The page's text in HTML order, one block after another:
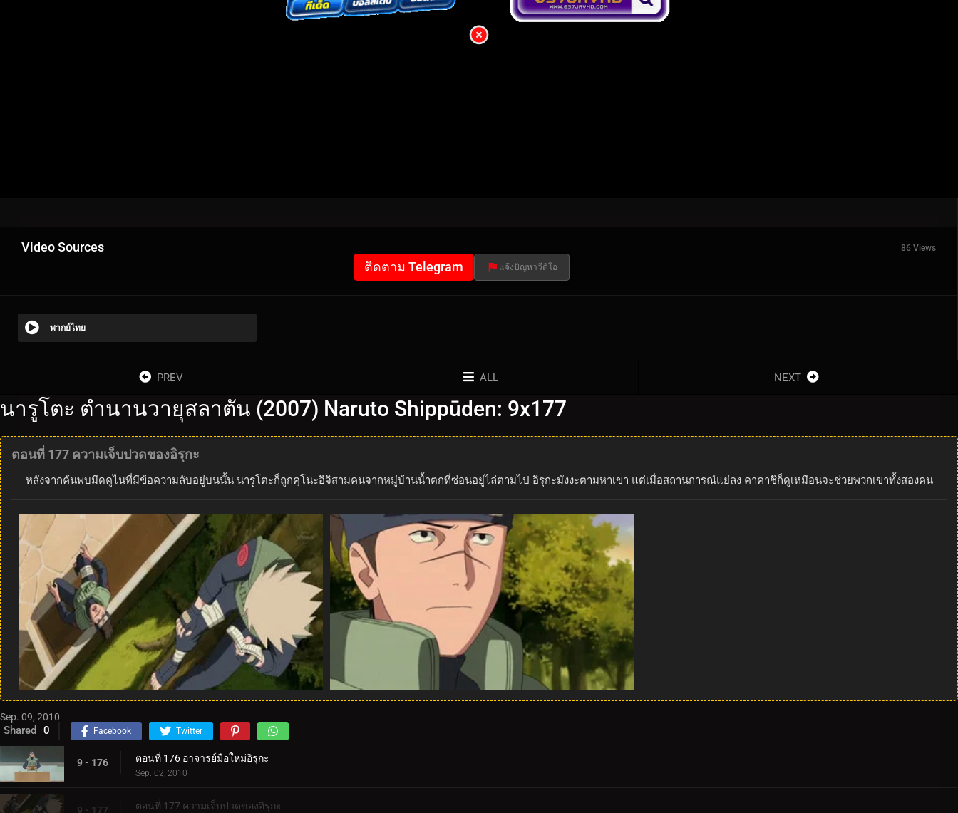
Video Sources 86 Views
ติดตาม Telegram แจ้งปัญหาวีดีโอ
พากย์ไทย
PREV ALL NEXT
นารูโตะ ตำนานวายุสลาตัน (2007) Naruto Shippūden: 9x177
ตอนที่ 177 ความเจ็บปวดของอิรุกะ
หลังจากค้นพบมีดคูไนที่มีข้อความลับอยู่บนนั้น นารูโตะก็ถูกคุโนะอิจิสามคนจากหมู่บ้านน้ำตกที่ซ่อนอยู่ไล่ตามไป อิรุกะมังงะตามหาเขา แต่เมื่อสถานการณ์แย่ลง คาคาชิก็ดูเหมือนจะช่วยพวกเขาทั้งสองคน
Sep. 09, 2010
Shared 0 Facebook Twitter
9 - 176 ตอนที่ 176 อาจารย์มือใหม่อิรุกะ
Sep. 02, 2010
9 - 177 ตอนที่ 177 ความเจ็บปวดของอิรุกะ